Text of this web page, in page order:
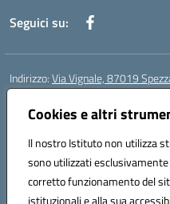
Cookies e altri
Il nostro Istituto non utilizza
sono utilizzati
corretto funzionamento del
istituzionali e alla sua
Seguici su:
Indirizzo:Via Vignale, 87019
Centralino:
Posta elettronica certificata (PEC):
Codice fiscale: 94018300783
Codice meccanografico:
Codice Indice delle Pubbliche
Codice unico di fatturazione (CUF):